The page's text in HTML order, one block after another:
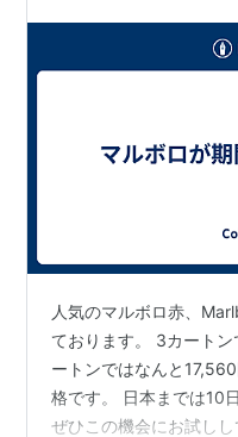
人気のマルボロ赤、
ております。 3カート
ートンではなんと
格です。 日本までは10
ぜひこの機会にお試し